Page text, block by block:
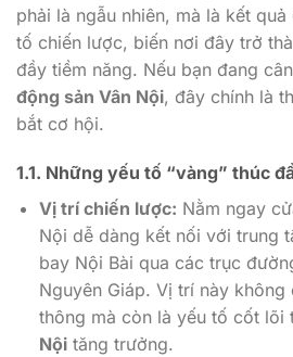
phải là ngẫu nhiên, mà là kết
tố chiến lược, biến nơi đây trở
đầy tiềm năng. Nếu bạn đang
động sản Vân Nội, đây chính là
bắt cơ hội.
1.1. Những yếu tố “vàng” thúc
Vị trí chiến lược: Nằm ngay
Nội dễ dàng kết nối với trung
bay Nội Bài qua các trục
Nguyên Giáp. Vị trí này
thông mà còn là yếu tố cốt lõi
Nộităng trưởng.